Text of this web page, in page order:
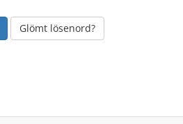
Glömt lösenord?